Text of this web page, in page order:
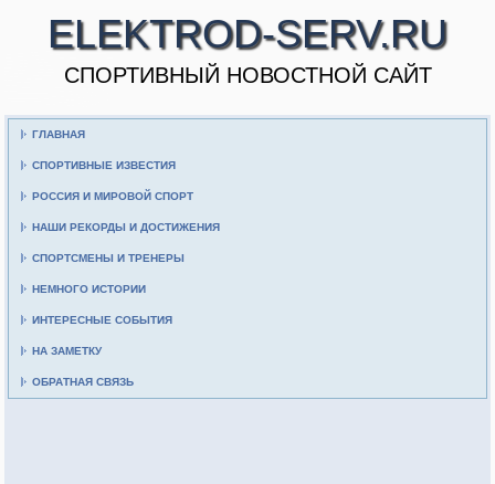
ELEKTROD-SERV.RU
CПОРТИВНЫЙ НОВОСТНОЙ САЙТ
ГЛАВНАЯ
СПОРТИВНЫЕ ИЗВЕСТИЯ
РОССИЯ И МИРОВОЙ СПОРТ
НАШИ РЕКОРДЫ И ДОСТИЖЕНИЯ
СПОРТСМЕНЫ И ТРЕНЕРЫ
НЕМНОГО ИСТОРИИ
ИНТЕРЕСНЫЕ СОБЫТИЯ
НА ЗАМЕТКУ
ОБРАТНАЯ СВЯЗЬ